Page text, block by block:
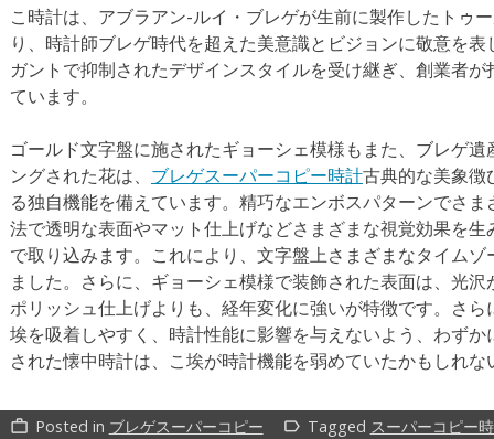
こ時計は、アブラアン-ルイ・ブレゲが生前に製作したトゥ
り、時計師ブレゲ時代を超えた美意識とビジョンに敬意を
ガントで抑制されたデザインスタイルを受け継ぎ、創業者
ています。
ゴールド文字盤に施されたギョーシェ模様もまた、ブレゲ
ングされた花は、 ブレゲスーパーコピー時計古典的な美象徴
る独自機能を備えています。精巧なエンボスパターンでさ
法で透明な表面やマット仕上げなどさまざまな視覚効果を
で取り込みます。これにより、文字盤上さまざまなタイム
ました。さらに、ギョーシェ模様で装飾された表面は、光
ポリッシュ仕上げよりも、経年変化に強いが特徴です。さ
埃を吸着しやすく、時計性能に影響を与えないよう、わず
された懐中時計は、こ埃が時計機能を弱めていたかもしれな
work_outline Posted in ブレゲスーパーコピー label_outline Tagged スーパーコピー